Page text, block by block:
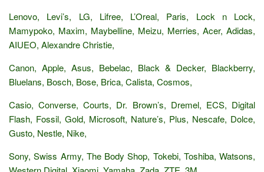
Lenovo, Levi’s, LG, Lifree, L’Oreal, Paris, Lock n Lock,
Mamypoko, Maxim, Maybelline, Meizu, Merries, Acer, Adidas,
AIUEO, Alexandre Christie,
Canon, Apple, Asus, Bebelac, Black & Decker, Blackberry,
Bluelans, Bosch, Bose, Brica, Calista, Cosmos,
Casio, Converse, Courts, Dr. Brown’s, Dremel, ECS, Digital
Flash, Fossil, Gold, Microsoft, Nature’s, Plus, Nescafe, Dolce,
Gusto, Nestle, Nike,
Sony, Swiss Army, The Body Shop, Tokebi, Toshiba, Watsons,